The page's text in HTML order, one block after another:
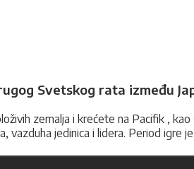
Svetskog rata između
zemalja i krećete na Pacifik ,
vazduha jedinica i lidera. Period igre